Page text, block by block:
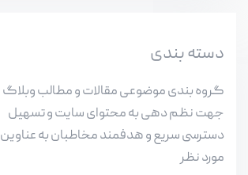
دسته بندی
گروه بندی موضوعی مقالات و مطالب وبلاگ
جهت نظم دهی به محتوای سایت و تسهیل
دسترسی سریع و هدفمند مخاطبان به عناوین
مورد نظر